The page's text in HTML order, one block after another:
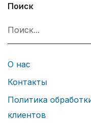
Поиск
О нас
Контакты
Политика
клиентов